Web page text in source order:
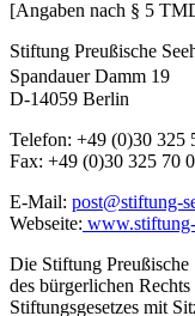
[Angaben nach § 5
Stiftung Preußische
Spandauer Damm 19
D-14059 Berlin
Telefon: +49 (0)30 325
Fax: +49 (0)30 325 70
E-Mail: post@stiftung-
Webseite:
Die Stiftung Preußische
des bürgerlichen
Stiftungsgesetzes mit